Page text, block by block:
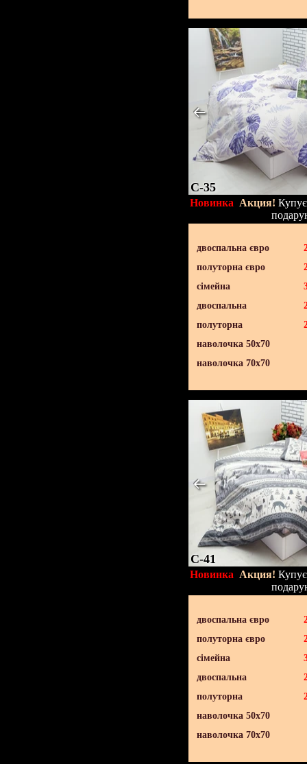
C-35
Новинка Акция!
двоспальна євро
полуторна євро
сімейна
двоспальна
полуторна
наволочка 50х70
наволочка 70х70
C-41
Новинка Акция!
двоспальна євро
полуторна євро
сімейна
двоспальна
полуторна
наволочка 50х70
наволочка 70х70